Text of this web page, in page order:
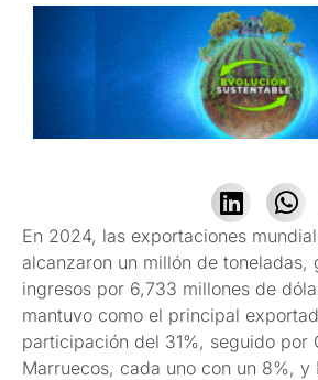
En 2024, las exportaciones
alcanzaron un millón de toneladas,
ingresos por 6,733 millones de
mantuvo como el principal
participación del 31%, seguido por
Marruecos, cada uno con un 8%, y